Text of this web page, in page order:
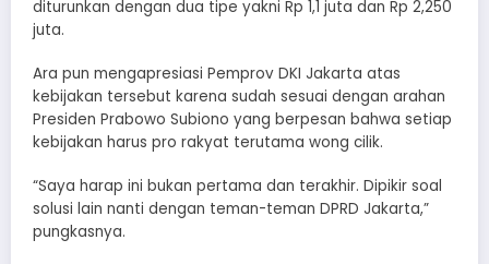
diturunkan dengan dua tipe yakni Rp 1,1 juta dan Rp 2,250
juta.
Ara pun mengapresiasi Pemprov DKI Jakarta atas
kebijakan tersebut karena sudah sesuai dengan arahan
Presiden Prabowo Subiono yang berpesan bahwa setiap
kebijakan harus pro rakyat terutama wong cilik.
“Saya harap ini bukan pertama dan terakhir. Dipikir soal
solusi lain nanti dengan teman-teman DPRD Jakarta,”
pungkasnya.